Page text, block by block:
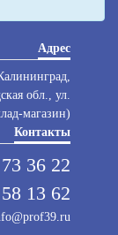
Адрес
обл., ул.
магазин)
Контакты
36 22
13 62